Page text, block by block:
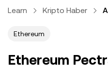
Learn Kripto Haber
Ethereum
Ethereum